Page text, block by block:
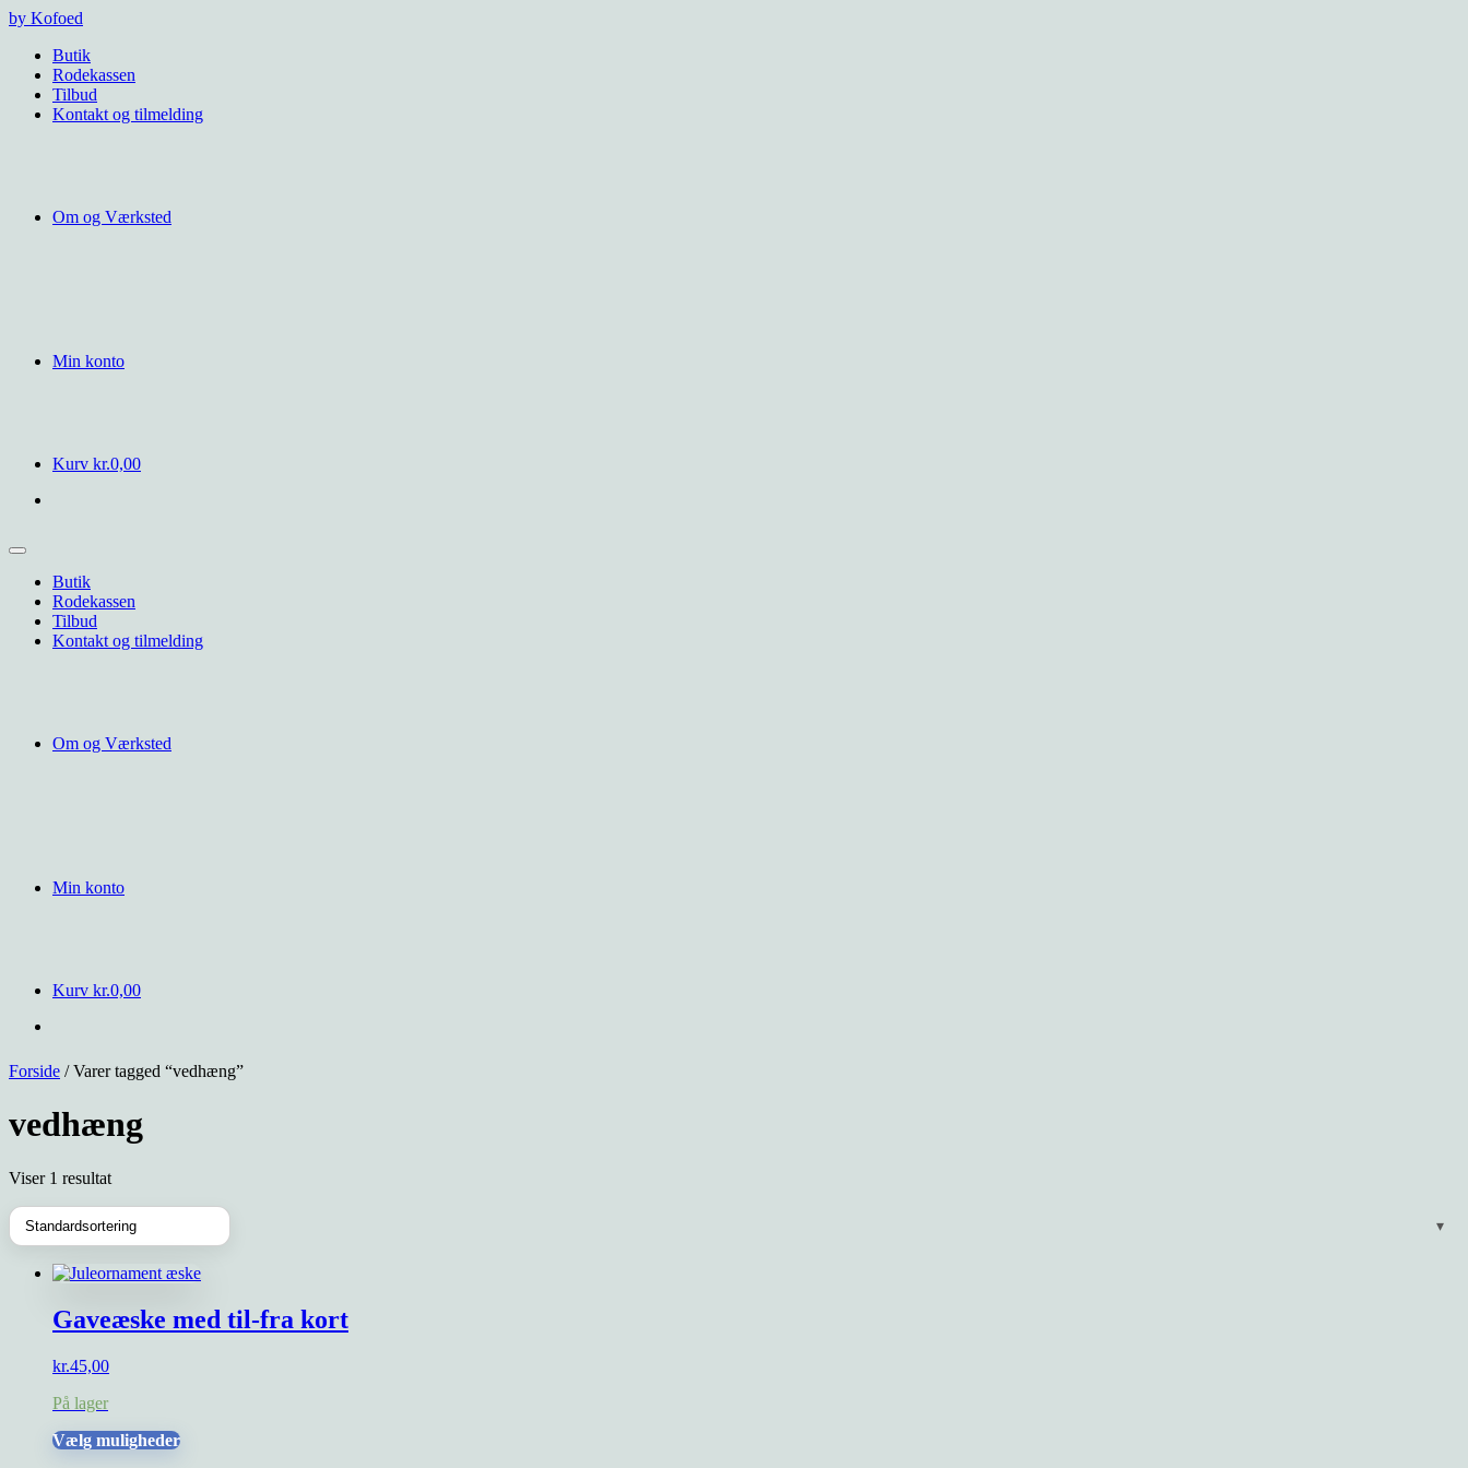
Videre
indhold
by Kofoed
Butik
Rodekassen
Tilbud
Kontakt og tilmelding
Om og Værksted
Min konto
Kurv kr.0,00
Butik
Rodekassen
Tilbud
Kontakt og tilmelding
Om og Værksted
Min konto
Kurv kr.0,00
Forside / Varer tagged “vedhæng”
vedhæng
Viser 1 resultat
Gaveæske med til-fra kort
kr.45,00
På lager
Vælg mulighederDette